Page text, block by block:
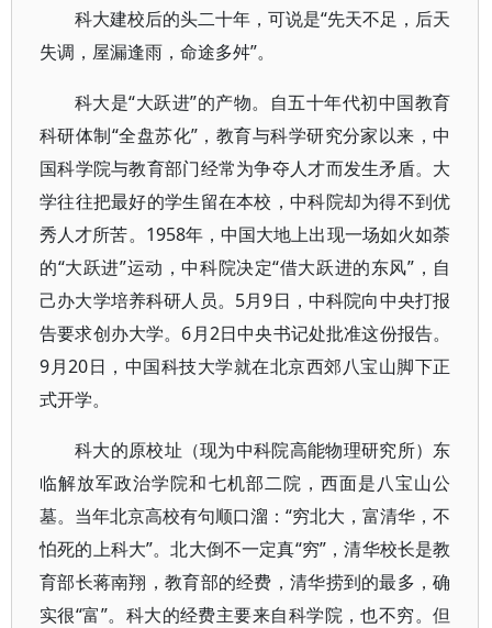
科大建校后的头二十年，可说是“先天不足，后天
失调，屋漏逢雨，命途多舛”。
科大是“大跃进”的产物。自五十年代初中国教育
科研体制“全盘苏化”，教育与科学研究分家以来，中
国科学院与教育部门经常为争夺人才而发生矛盾。大
学往往把最好的学生留在本校，中科院却为得不到优
秀人才所苦。1958年，中国大地上出现一场如火如荼
的“大跃进”运动，中科院决定“借大跃进的东风”，自
己办大学培养科研人员。5月9日，中科院向中央打报
告要求创办大学。6月2日中央书记处批准这份报告。
9月20日，中国科技大学就在北京西郊八宝山脚下正
式开学。
科大的原校址（现为中科院高能物理研究所）东
临解放军政治学院和七机部二院，西面是八宝山公
墓。当年北京高校有句顺口溜：“穷北大，富清华，不
怕死的上科大”。北大倒不一定真“穷”，清华校长是教
育部长蒋南翔，教育部的经费，清华捞到的最多，确
实很“富”。科大的经费主要来自科学院，也不穷。但